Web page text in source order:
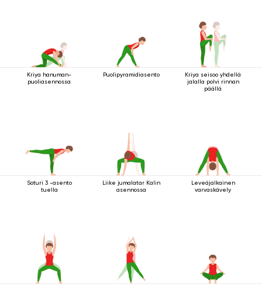
Kriya hanuman-
puoliasennossa
Puolipyramidiasento
Kriya seisoo yhdellä
jalalla polvi rinnan
päällä
Soturi 3 -asento
tuella
Liike jumalatar Kalin
asennossa
Leveäjalkainen
varvaskävely